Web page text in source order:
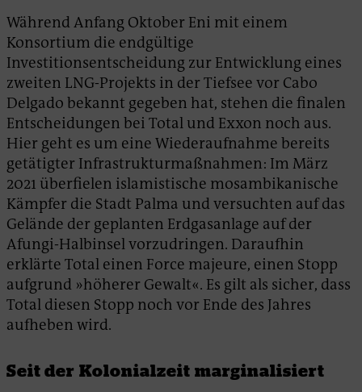
Während Anfang Oktober Eni mit einem
Konsortium die endgültige
Investitionsentscheidung zur Entwicklung eines
zweiten LNG-Projekts in der Tiefsee vor Cabo
Delgado bekannt gegeben hat, stehen die finalen
Entscheidungen bei Total und Exxon noch aus.
Hier geht es um eine Wiederaufnahme bereits
getätigter Infrastrukturmaßnahmen: Im März
2021 überfielen islamistische mosambikanische
Kämpfer die Stadt Palma und versuchten auf das
Gelände der geplanten Erdgasanlage auf der
Afungi-Halbinsel vorzudringen. Daraufhin
erklärte Total einen Force majeure, einen Stopp
aufgrund »höherer Gewalt«. Es gilt als sicher, dass
Total diesen Stopp noch vor Ende des Jahres
aufheben wird.
Seit der Kolonialzeit marginalisiert